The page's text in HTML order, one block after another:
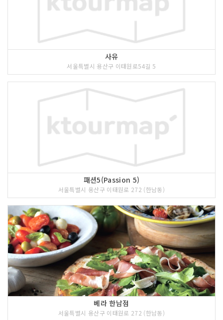
사유
서울특별시 용산구 이태원로54길 5
패션5(Passion 5)
서울특별시 용산구 이태원로 272 (한남동)
베라 한남점
서울특별시 용산구 이태원로 272 (한남동)